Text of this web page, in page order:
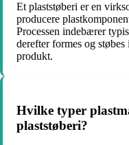
Et plaststøberi er en
producere
Processen indebærer
derefter formes og
produkt.
Hvilke typer
plaststøberi?